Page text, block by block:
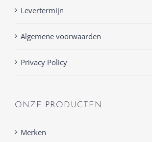
Levertermijn
Algemene voorwaarden
Privacy Policy
ONZE PRODUCTEN
Merken